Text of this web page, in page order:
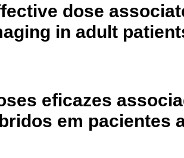
dose
in adult
eficazes
em pacientes